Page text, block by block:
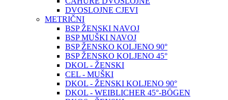
DVOSLOJNE CJEVI
METRIČNI
BSP ŽENSKI NAVOJ
BSP MUŠKI NAVOJ
BSP ŽENSKO KOLJENO 90°
BSP ŽENSKO KOLJENO 45°
DKOL - ŽENSKI
CEL - MUŠKI
DKOL - ŽENSKI KOLJENO 90°
DKOL - WEIBLICHER 45°-BÖGEN